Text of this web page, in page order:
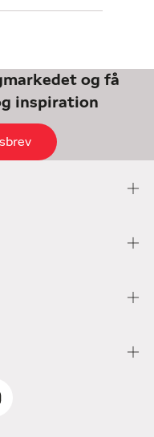
og få
inspiration